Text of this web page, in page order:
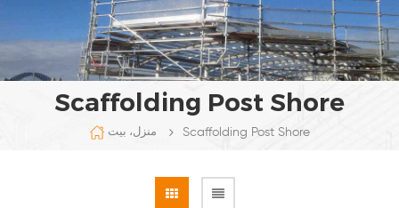
Scaffolding Post Shore
منزل، بيت Scaffolding Post Shore